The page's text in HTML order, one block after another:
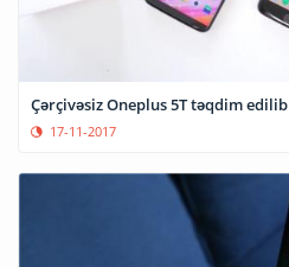
Çərçivəsiz Oneplus 5T təqdim edilib
17-11-2017